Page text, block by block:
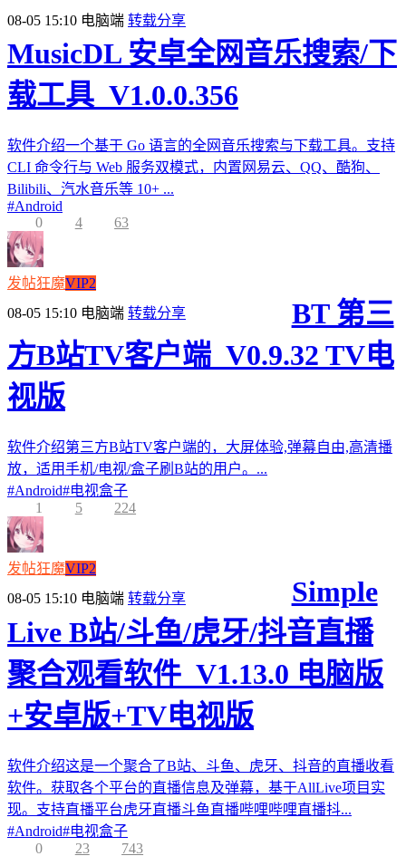
08-05 15:10 电脑端 转载分享
MusicDL 安卓全网音乐搜索/下
载工具_V1.0.0.356
软件介绍一个基于 Go 语言的全网音乐搜索与下载工具。支持
CLI 命令行与 Web 服务双模式，内置网易云、QQ、酷狗、
Bilibili、汽水音乐等 10+ ...
#Android
0
4 63
发帖狂魔VIP2
08-05 15:10 电脑端 转载分享
BT 第三
方B站TV客户端_V0.9.32 TV电
视版
软件介绍第三方B站TV客户端的，大屏体验,弹幕自由,高清播
放，适用手机/电视/盒子刷B站的用户。...
#Android#电视盒子
1
5 224
发帖狂魔VIP2
08-05 15:10 电脑端 转载分享
Simple
Live B站/斗鱼/虎牙/抖音直播
聚合观看软件_V1.13.0 电脑版
+安卓版+TV电视版
软件介绍这是一个聚合了B站、斗鱼、虎牙、抖音的直播收看
软件。获取各个平台的直播信息及弹幕，基于AllLive项目实
现。支持直播平台虎牙直播斗鱼直播哔哩哔哩直播抖...
#Android#电视盒子
0
23 743